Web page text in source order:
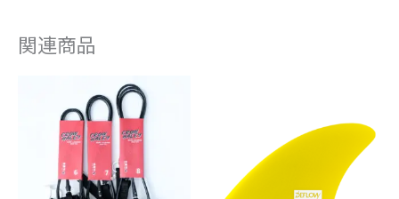
関連商品
価
格
帯:
¥5,720
–
¥6,710